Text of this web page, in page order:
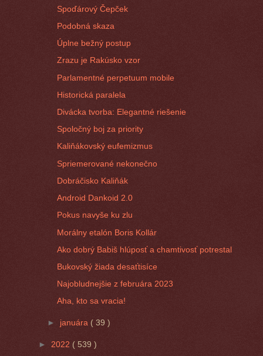
Spoďárový Čepček
Podobná skaza
Úplne bežný postup
Zrazu je Rakúsko vzor
Parlamentné perpetuum mobile
Historická paralela
Divácka tvorba: Elegantné riešenie
Spoločný boj za priority
Kaliňákovský eufemizmus
Spriemerované nekonečno
Dobráčisko Kaliňák
Android Dankoid 2.0
Pokus navyše ku zlu
Morálny etalón Boris Kollár
Ako dobrý Babiš hlúposť a chamtivosť potrestal
Bukovský žiada desaťtisíce
Najobludnejšie z februára 2023
Aha, kto sa vracia!
► januára ( 39 )
► 2022 ( 539 )